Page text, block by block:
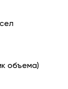
объема)